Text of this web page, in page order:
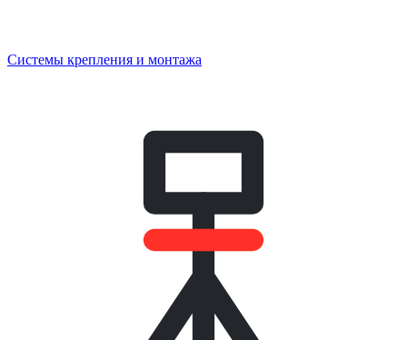
Системы крепления и монтажа